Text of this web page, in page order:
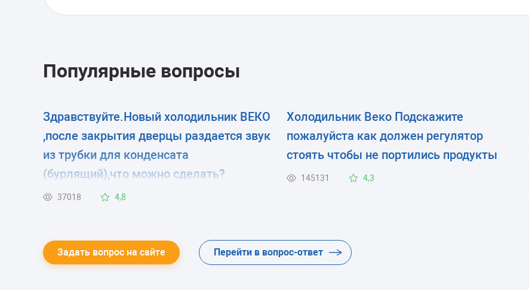
Популярные вопросы
Здравствуйте.Новый холодильник ВЕКО
,после закрытия дверцы раздается звук
из трубки для конденсата
(бурлящий),что можно сделать?
37018 4,8
Холодильник Веко Подскажите
пожалуйста как должен регулятор
стоять чтобы не портились продукты
145131 4,3
Задать вопрос на сайте Перейти в вопрос-ответ